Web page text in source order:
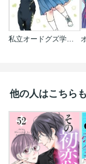
他の人はこちら